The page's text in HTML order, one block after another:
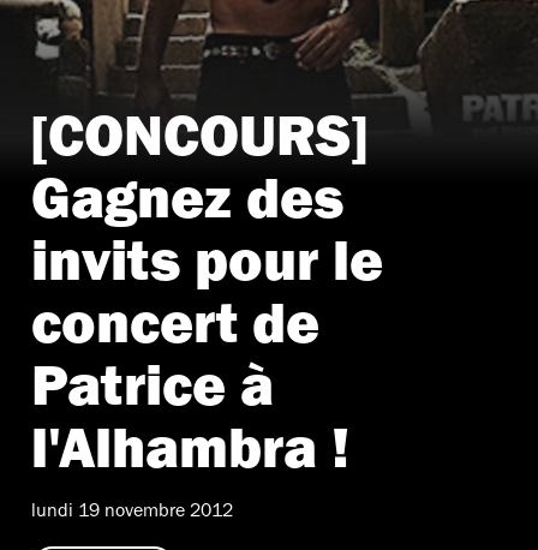
[CONCOURS]
Gagnez des
invits pour le
concert de
Patrice à
l'Alhambra !
lundi 19 novembre 2012